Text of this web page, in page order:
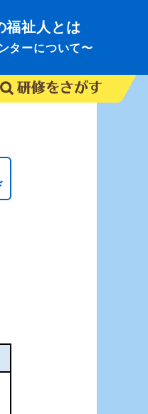
福祉人とは
ターについて〜